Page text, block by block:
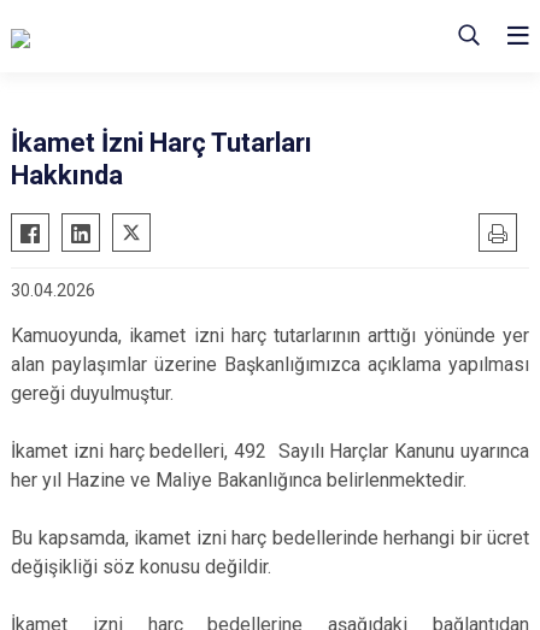
İkamet İzni Harç Tutarları
Hakkında
30.04.2026
Kamuoyunda, ikamet izni harç tutarlarının arttığı yönünde yer
alan paylaşımlar üzerine Başkanlığımızca açıklama yapılması
gereği duyulmuştur.
İkamet izni harç bedelleri, 492 Sayılı Harçlar Kanunu uyarınca
her yıl Hazine ve Maliye Bakanlığınca belirlenmektedir.
Bu kapsamda, ikamet izni harç bedellerinde herhangi bir ücret
değişikliği söz konusu değildir.
İkamet izni harç bedellerine aşağıdaki bağlantıdan